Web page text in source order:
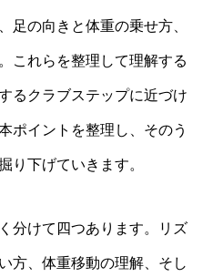
足の向きと体重の乗せ方、
これらを整理して理解する
るクラブステップに近づけ
ポイントを整理し、そのう
り下げていきます。
分けて四つあります。リズ
方、体重移動の理解、そし